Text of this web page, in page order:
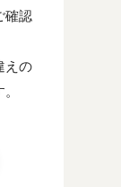
確認
えの